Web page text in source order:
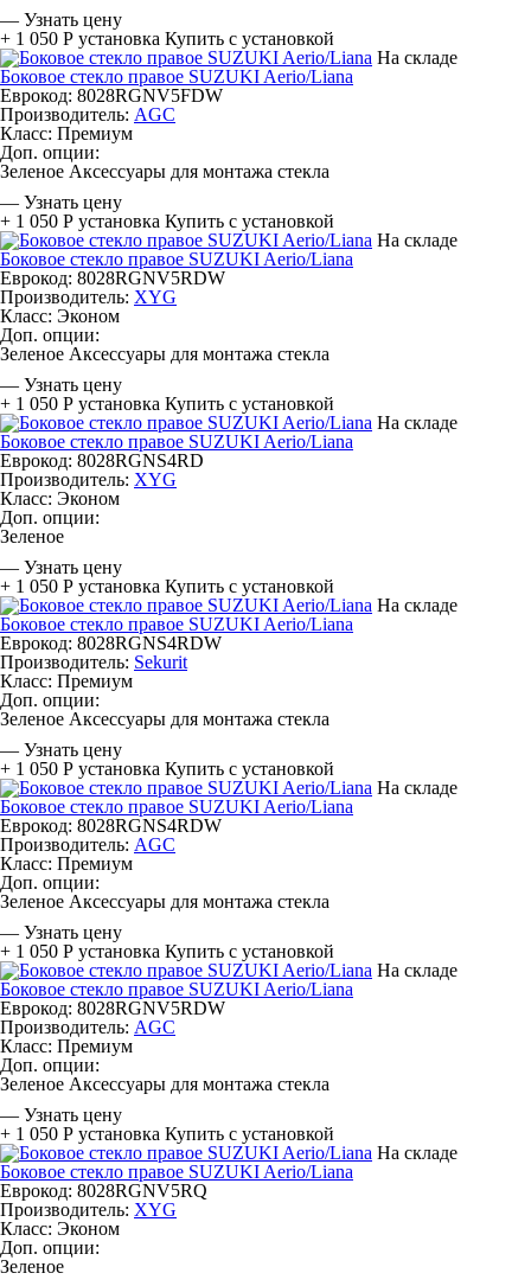
— Узнать цену
+ 1 050 Р установка Купить с установкой
На складе
Боковое стекло правое SUZUKI Aerio/Liana
Еврокод: 8028RGNV5FDW
Производитель: AGC
Класс: Премиум
Доп. опции:
Зеленое Аксессуары для монтажа стекла
— Узнать цену
+ 1 050 Р установка Купить с установкой
На складе
Боковое стекло правое SUZUKI Aerio/Liana
Еврокод: 8028RGNV5RDW
Производитель: XYG
Класс: Эконом
Доп. опции:
Зеленое Аксессуары для монтажа стекла
— Узнать цену
+ 1 050 Р установка Купить с установкой
На складе
Боковое стекло правое SUZUKI Aerio/Liana
Еврокод: 8028RGNS4RD
Производитель: XYG
Класс: Эконом
Доп. опции:
Зеленое
— Узнать цену
+ 1 050 Р установка Купить с установкой
На складе
Боковое стекло правое SUZUKI Aerio/Liana
Еврокод: 8028RGNS4RDW
Производитель: Sekurit
Класс: Премиум
Доп. опции:
Зеленое Аксессуары для монтажа стекла
— Узнать цену
+ 1 050 Р установка Купить с установкой
На складе
Боковое стекло правое SUZUKI Aerio/Liana
Еврокод: 8028RGNS4RDW
Производитель: AGC
Класс: Премиум
Доп. опции:
Зеленое Аксессуары для монтажа стекла
— Узнать цену
+ 1 050 Р установка Купить с установкой
На складе
Боковое стекло правое SUZUKI Aerio/Liana
Еврокод: 8028RGNV5RDW
Производитель: AGC
Класс: Премиум
Доп. опции:
Зеленое Аксессуары для монтажа стекла
— Узнать цену
+ 1 050 Р установка Купить с установкой
На складе
Боковое стекло правое SUZUKI Aerio/Liana
Еврокод: 8028RGNV5RQ
Производитель: XYG
Класс: Эконом
Доп. опции:
Зеленое